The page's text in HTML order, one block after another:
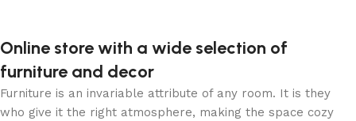
Online store with a wide selection of
furniture and decor
Furniture is an invariable attribute of any room. It is they
who give it the right atmosphere, making the space cozy